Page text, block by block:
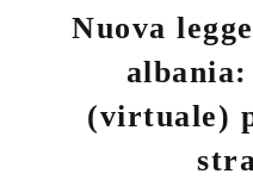
Nuova
albania:
(virtuale)